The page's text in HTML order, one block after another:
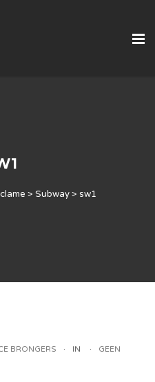
> Subway> sw1
BRONGERS IN
GEEN